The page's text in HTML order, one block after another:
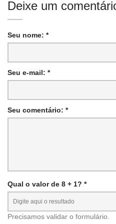
Deixe um
Seu nome: *
Seu e-mail: *
Seu comentário: *
Qual o valor de 8 + 1? *
Precisamos validar o formulário.